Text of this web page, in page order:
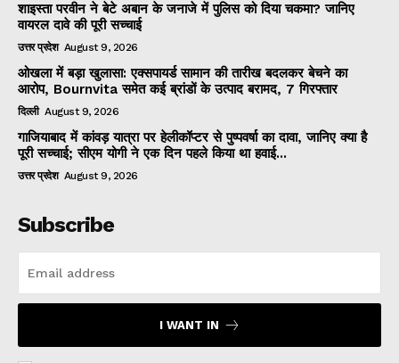
शाइस्ता परवीन ने बेटे अबान के जनाजे में पुलिस को दिया चकमा? जानिए
वायरल दावे की पूरी सच्चाई
उत्तर प्रदेश August 9, 2026
ओखला में बड़ा खुलासा: एक्सपायर्ड सामान की तारीख बदलकर बेचने का
आरोप, Bournvita समेत कई ब्रांडों के उत्पाद बरामद, 7 गिरफ्तार
दिल्ली August 9, 2026
गाजियाबाद में कांवड़ यात्रा पर हेलीकॉप्टर से पुष्पवर्षा का दावा, जानिए क्या है
पूरी सच्चाई; सीएम योगी ने एक दिन पहले किया था हवाई...
उत्तर प्रदेश August 9, 2026
Subscribe
I WANT IN